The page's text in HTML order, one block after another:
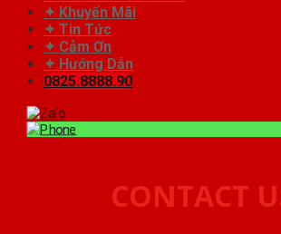
✦ Khuyến Mãi
✦ Tin Tức
✦ Cảm Ơn
✦ Hướng Dẫn
0825.8888.90
CONTACT